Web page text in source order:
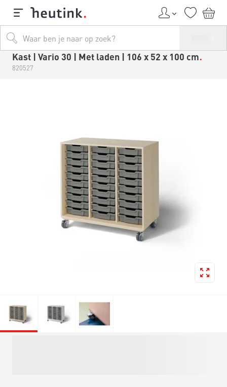
Kast | Vario 30 | Met laden | 106 x 52 x 100 cm
820527